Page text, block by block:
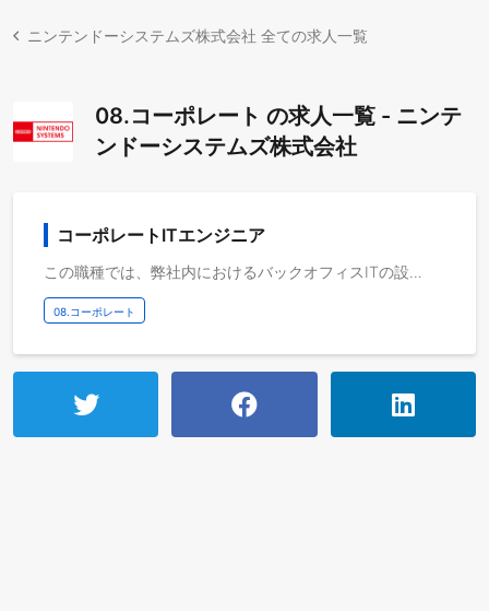
ニンテンドーシステムズ株式会社 全ての求人一覧
08.コーポレート の求人一覧 - ニンテ
ンドーシステムズ株式会社
コーポレートITエンジニア
この職種では、弊社内におけるバックオフィスITの設計、運用、管理を担っていただける方を募集いたします。 ▼募集背景 弊社はエンジニア中心の会社です。社員が効率良く開発業務に集中できる環境を整えることを重視しています。 ニンテンドーシステムズは任天堂株式会社や株式会社ディー・エヌ・エー等、会社間の連携と、東京・京都間の事業所間連携からくる複雑な課題が多く存在しています。 これらの課題に対してエンジニアリングによる解決策を見つけ、エンジニアにとって効率良く、安全に開発業務に取り組めるようなシステム設計・開発、運用を行って頂ける方を募集します。 ▼具体的な業務内容 ・業務システムの開発・運用 ・社内ネットワーク環境やサーバ構築・運用 ・社内認証・認可基盤の運用 ・業務フローの自動化、効率化 ・機材キッティング、管理 ・上記システムやネットワークに関連した情報セキュリティに関する業務 業務内容の変更の範囲：会社の定める業務
08.コーポレート